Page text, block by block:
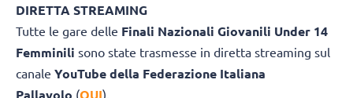
DIRETTA STREAMING
Tutte le gare delle Finali Nazionali Giovanili Under 14
Femminili sono state trasmesse in diretta streaming sul
canale YouTube della Federazione Italiana
Pallavolo (QUI).